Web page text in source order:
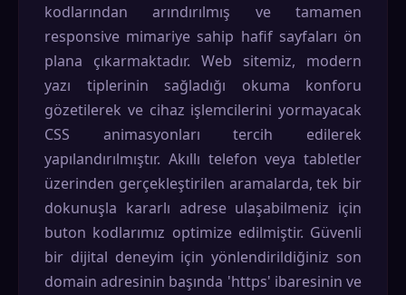
kodlarından arındırılmış ve tamamen
responsive mimariye sahip hafif sayfaları ön
plana çıkarmaktadır. Web sitemiz, modern
yazı tiplerinin sağladığı okuma konforu
gözetilerek ve cihaz işlemcilerini yormayacak
CSS animasyonları tercih edilerek
yapılandırılmıştır. Akıllı telefon veya tabletler
üzerinden gerçekleştirilen aramalarda, tek bir
dokunuşla kararlı adrese ulaşabilmeniz için
buton kodlarımız optimize edilmiştir. Güvenli
bir dijital deneyim için yönlendirildiğiniz son
domain adresinin başında 'https' ibaresinin ve